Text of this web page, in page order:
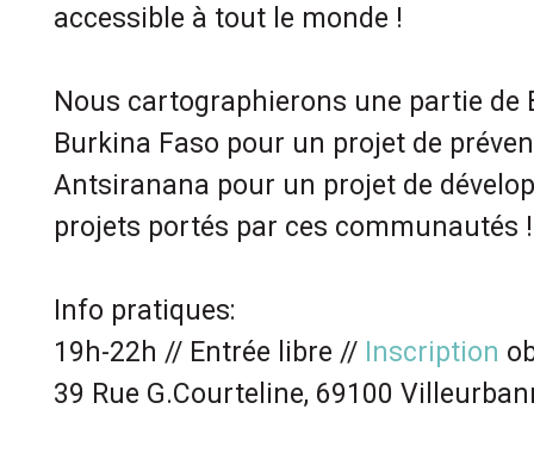
accessible à tout le monde !
Nous cartographierons une partie de
Burkina Faso pour un projet de
Antsiranana pour un projet de
projets portés par ces communautés !
Info pratiques:
19h-22h // Entrée libre // Inscription
39 Rue G.Courteline, 69100